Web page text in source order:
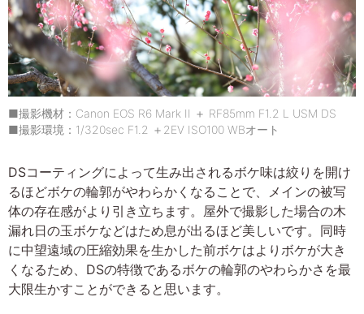
■撮影機材：Canon EOS R6 Mark II ＋ RF85mm F1.2 L USM DS
■撮影環境：1/320sec F1.2 ＋2EV ISO100 WBオート
DSコーティングによって生み出されるボケ味は絞りを開け
るほどボケの輪郭がやわらかくなることで、メインの被写
体の存在感がより引き立ちます。屋外で撮影した場合の木
漏れ日の玉ボケなどはため息が出るほど美しいです。同時
に中望遠域の圧縮効果を生かした前ボケはよりボケが大き
くなるため、DSの特徴であるボケの輪郭のやわらかさを最
大限生かすことができると思います。